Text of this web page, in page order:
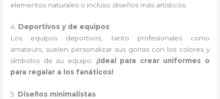
elementos naturales o incluso diseños más artísticos.
4. Deportivos y de equipos
Los equipos deportivos, tanto profesionales como
amateurs, suelen personalizar sus gorras con los colores y
símbolos de su equipo. ¡Ideal para crear uniformes o
para regalar a los fanáticos!
5. Diseños minimalistas